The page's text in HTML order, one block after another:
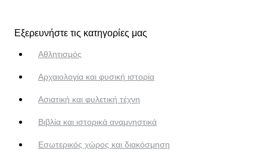
Εξερευνήστε τις κατηγορίες μας
Αθλητισμός
Αρχαιολογία και φυσική ιστορία
Ασιατική και φυλετική τέχνη
Βιβλία και ιστορικά αναμνηστικά
Εσωτερικός χώρος και διακόσμηση